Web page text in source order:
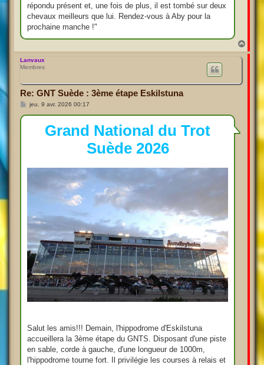
répondu présent et, une fois de plus, il est tombé sur deux
chevaux meilleurs que lui. Rendez-vous à Aby pour la
prochaine manche !"
a
Lanvaux
Membres
Re: GNT Suède : 3ème étape Eskilstuna
M
s
jeu. 9 avr. 2026 00:17
Grand National du Trot
Suède 2026
Salut les amis!!! Demain, l'hippodrome d'Eskilstuna
accueillera la 3ème étape du GNTS. Disposant d'une piste
en sable, corde à gauche, d'une longueur de 1000m,
l'hippodrome tourne fort. Il privilégie les courses à relais et